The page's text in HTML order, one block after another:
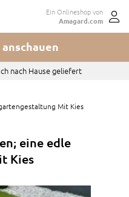
Ein Onlineshop von
Amagard.com
nach Hause geliefert
Mit Kies
eine edle
Kies